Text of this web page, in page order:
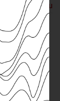
Torna su
comunità
in
alcuni